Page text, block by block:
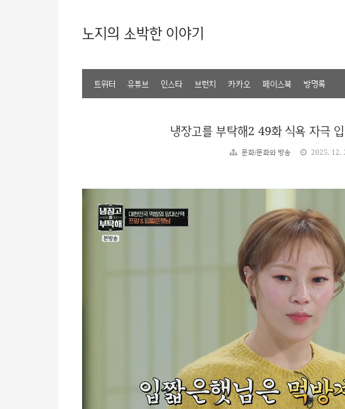
노지의 소박한 이야기
트위터 유튜브 인스타 브런치 카카오 페이스북 방명록
냉장고를 부탁해2 49화 식욕 자극
문화/문화와 방송 2025. 12.